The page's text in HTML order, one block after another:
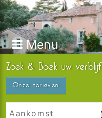
Menu
Zoek & Boek uw verblijf
Onze tarieven